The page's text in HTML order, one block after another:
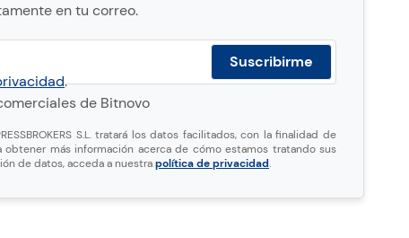
en tu correo.
.
de Bitnovo
S.L. tratará los datos facilitados, con la finalidad de
obtener más información acerca de cómo estamos tratando sus
de datos, acceda a nuestrapolítica de privacidad.